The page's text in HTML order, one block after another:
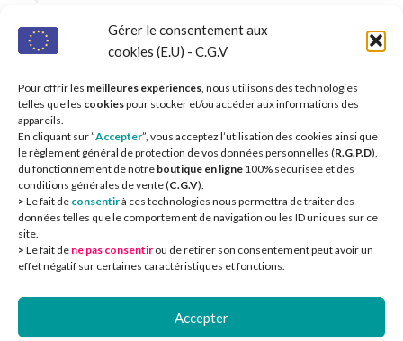
Gérer le consentement aux
cookies (E.U) - C.G.V
Pour offrir les meilleures expériences, nous utilisons des technologies
telles que les cookiespour stocker et/ou accéder aux informations des
appareils.
En cliquant sur ”Accepter”, vous acceptez l’utilisation des cookies ainsi que
le règlement général de protection de vos données personnelles (R.G.P.D),
du fonctionnement de notre boutique en ligne 100% sécurisée et des
conditions générales de vente (C.G.V).
> Le fait de consentirà ces technologies nous permettra de traiter des
données telles que le comportement de navigation ou les ID uniques sur ce
site.
> Le fait de ne pas consentir ou de retirer son consentement peut avoir un
effet négatif sur certaines caractéristiques et fonctions.
Accepter